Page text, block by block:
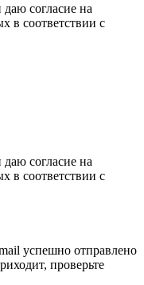
даю согласие на
в соответствии с
даю согласие на
в соответствии с
успешно отправлено
проверьте